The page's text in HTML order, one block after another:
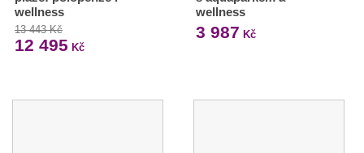
wellness
13 443 Kč
12 495 Kč
wellness
3 987 Kč